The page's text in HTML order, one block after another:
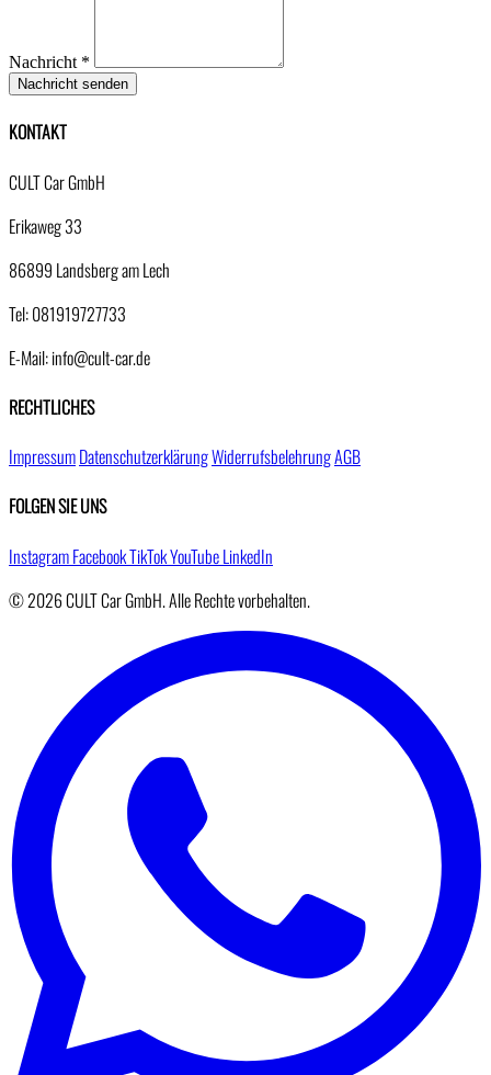
Nachricht *
Nachricht senden
KONTAKT
CULT Car GmbH
Erikaweg 33
86899 Landsberg am Lech
Tel: 081919727733
E-Mail: info@cult-car.de
RECHTLICHES
ImpressumDatenschutzerklärungWiderrufsbelehrungAGB
FOLGEN SIE UNS
InstagramFacebookTikTokYouTubeLinkedIn
© 2026 CULT Car GmbH. Alle Rechte vorbehalten.